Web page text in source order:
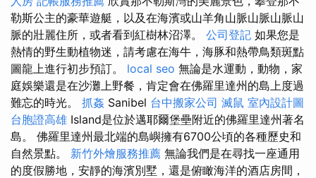
勒斯公主的豪華遊艇，以及在海濱或山羊角山脈山脈山脈山
脈的壯麗住所，或者看到紅樹林沼澤。 公司登記 如果您是
熱情的野生動植物迷，請考慮在海牛，海豚和熱帶鳥類斑點
圖龍上進行初步預訂。 local seo 無論是水運動，動物，家
庭娛樂還是在沙灘上野餐，肯定會在佛羅里達州的島上度過
難忘的時光。 抓姦 Sanibel 台中搬家公司 滅鼠 室內設計圖
台胞證高雄 Island是位於邁耶爾堡壘附近的佛羅里達州著名
島。 佛羅里達州最北端的島嶼擁有6700公頃的各種歷史和
自然景點。 新竹外燴服務推薦 無論我們是在尋找一座通用
的度假勝地，安靜的海濱別墅，還是俯瞰海洋的酒店房間，